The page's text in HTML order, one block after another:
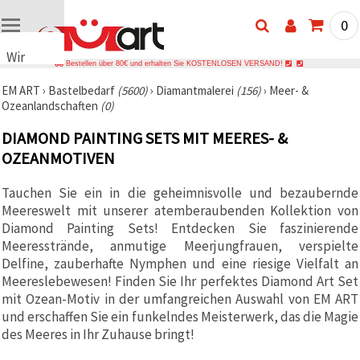
Wir
Cookies
🍪 Wir
Cookies
und
ähnliche
um den
Betrieb
unserer
Website
sicherzustellen.
Mit Ihrer
Einwilligung
nutzen wir
außerdem
Cookies zu
Analyse-,
Marketing-
0
Bestellen über 80€ und erhalten Sie KOSTENLOSEN VERSAND!
EM ART › Bastelbedarf (5600)› Diamantmalerei (156)› Meer- &
Ozeanlandschaften (0)
DIAMOND PAINTING SETS MIT MEERES- &
OZEANMOTIVEN
Tauchen Sie ein in die geheimnisvolle und bezaubernde
Meereswelt mit unserer atemberaubenden Kollektion von
Diamond Painting Sets! Entdecken Sie faszinierende
Meeresstrände, anmutige Meerjungfrauen, verspielte
Delfine, zauberhafte Nymphen und eine riesige Vielfalt an
Meereslebewesen! Finden Sie Ihr perfektes Diamond Art Set
mit Ozean-Motiv in der umfangreichen Auswahl von EM ART
und erschaffen Sie ein funkelndes Meisterwerk, das die Magie
des Meeres in Ihr Zuhause bringt!